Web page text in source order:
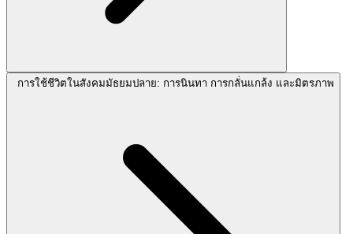
การใช้ชีวิตในสังคมมัธยมปลาย: การนินทา การกลั่นแกล้ง และมิตรภาพ